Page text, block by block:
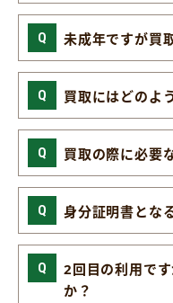
未成年ですが買
買取にはどのよ
買取の際に必要
身分証明書とな
2回目の利用で
か？